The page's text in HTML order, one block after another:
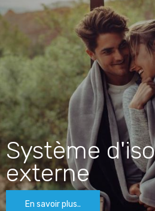
Système
externe
En savoir plus..